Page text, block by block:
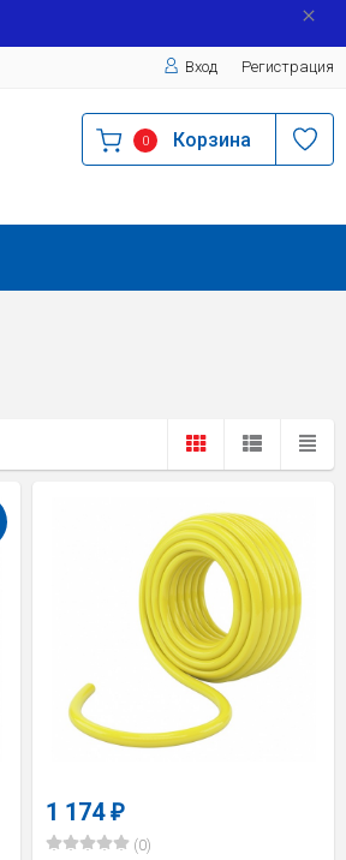
Вход Регистрация
0 Корзина
1 174₽
(0)